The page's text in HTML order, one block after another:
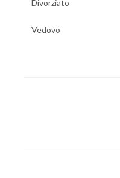
Divorziato
Vedovo